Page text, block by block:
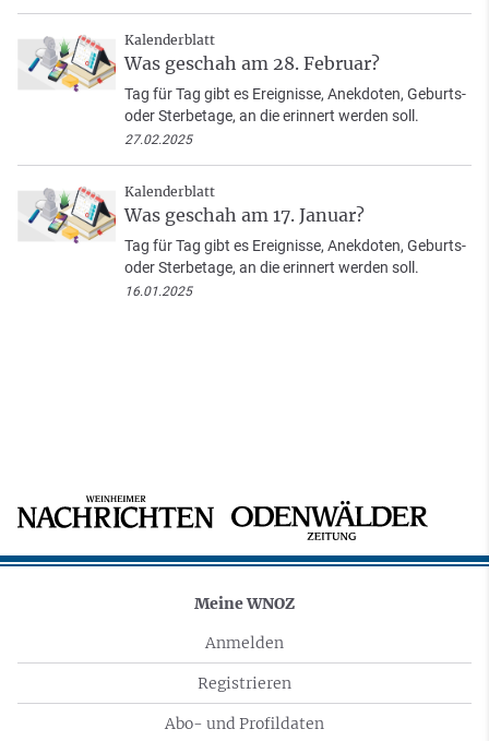
Kalenderblatt
Was geschah am 28. Februar?
Tag für Tag gibt es Ereignisse, Anekdoten, Geburts-
oder Sterbetage, an die erinnert werden soll.
27.02.2025
Kalenderblatt
Was geschah am 17. Januar?
Tag für Tag gibt es Ereignisse, Anekdoten, Geburts-
oder Sterbetage, an die erinnert werden soll.
16.01.2025
Meine WNOZ
Anmelden
Registrieren
Abo- und Profildaten